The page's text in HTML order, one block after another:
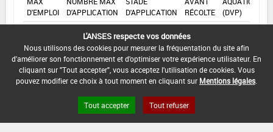
D'EMPLOI
D'APPLICATION
D'APPLICATION
RÉCOLTE
(DVP)
Min
: -
Max
: - -
INTERVALLE MINIMUM ENTRE APPLICATIONS :
DISTANCE DE SÉCURITÉ RIVERAIN ET PERSONNES
PRÉSENTES :
L'ANSES respecte vos données
Nous utilisons des cookies pour mesurer la fréquentation du site afin
d'améliorer son fonctionnement et d'optimiser votre expérience utilisateur. En
cliquant sur "Tout accepter", vous acceptez l'utilisation de cookies. Vous
pouvez modifier ce choix à tout moment en cliquant sur Mentions légales
Tout accepter Tout refuser